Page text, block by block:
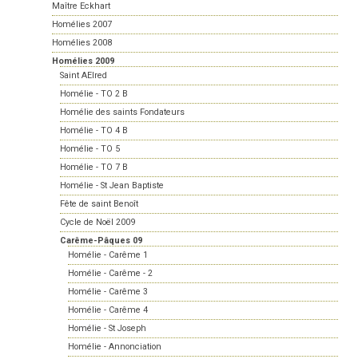
Maître Eckhart
Homélies 2007
Homélies 2008
Homélies 2009
Saint AElred
Homélie - TO 2 B
Homélie des saints Fondateurs
Homélie - TO 4 B
Homélie - TO 5
Homélie - TO 7 B
Homélie - St Jean Baptiste
Fête de saint Benoît
Cycle de Noël 2009
Carême-Pâques 09
Homélie - Carême 1
Homélie - Carême - 2
Homélie - Carême 3
Homélie - Carême 4
Homélie - St Joseph
Homélie - Annonciation